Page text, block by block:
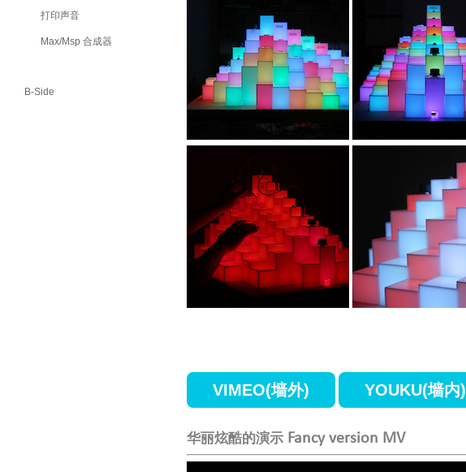
打印声音
Max/Msp 合成器
B-Side
VIMEO(墙外) YOUKU(墙内)
华丽炫酷的演示 Fancy version MV